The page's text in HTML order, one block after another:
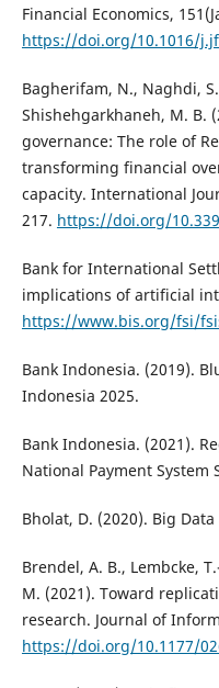
Financial Economics,
https://doi.org/10.1016/
Bagherifam, N., Naghdi,
Shishehgarkhaneh, M. B.
governance: The role of
transforming financial
capacity. International
217. https://doi.org/
Bank for International
implications of artificial
https://www.bis.org/fsi/
Bank Indonesia. (2019).
Indonesia 2025.
Bank Indonesia. (2021).
National Payment System
Bholat, D. (2020). Big
Brendel, A. B., Lembcke,
M. (2021). Toward
research. Journal of
https://doi.org/10.1177/